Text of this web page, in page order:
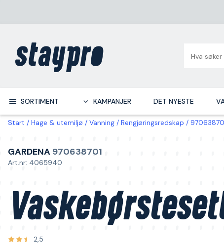
SORTIMENT KAMPANJER DET NYESTE
Start Hage & utemiljø Vanning Rengjøringsredskap
GARDENA 970638701
Art.nr: 4065940
2,5